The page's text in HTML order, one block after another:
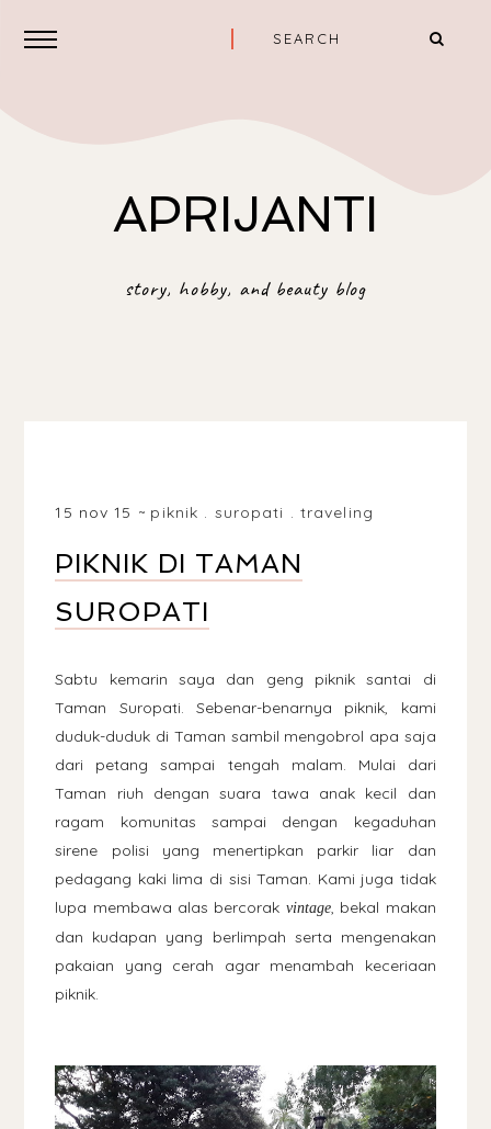
APRIJANTI
story, hobby, and beauty blog
15 nov 15 piknik . suropati . traveling
PIKNIK DI TAMAN
SUROPATI
Sabtu kemarin saya dan geng piknik santai di
Taman Suropati. Sebenar-benarnya piknik, kami
duduk-duduk di Taman sambil mengobrol apa saja
dari petang sampai tengah malam. Mulai dari
Taman riuh dengan suara tawa anak kecil dan
ragam komunitas sampai dengan kegaduhan
sirene polisi yang menertipkan parkir liar dan
pedagang kaki lima di sisi Taman. Kami juga tidak
lupa membawa alas bercorak vintage, bekal makan
dan kudapan yang berlimpah serta mengenakan
pakaian yang cerah agar menambah keceriaan
piknik.